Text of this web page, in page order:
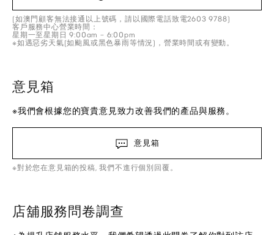
(如澳門顧客無法接通以上號碼，請以國際電話致電2603 9788)
客戶服務中心營業時間：
星期一至星期日 9:00am – 6:00pm
※如遇惡劣天氣(如颱風或黑色暴雨等情況)，營業時間或有變動。
意見箱
※我們會根據您的寶貴意見致力改善我們的產品與服務。
意見箱
※對於您在意見箱的投稿, 我們不進行個別回覆。
店舖服務問卷調查